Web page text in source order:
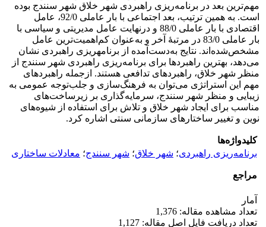
مهم‌ترین بعد در برنامه‌ریزی راهبردی شهر خلاق شهر سنندج بوده
است. به همین ترتیب، بعد اجتماعی با بار عاملی 92/0، عامل
اقتصادی با بار عاملی 88/0 و درنهایت عامل مدیریتی و سیاسی با
بار عاملی 83/0 در مرتبۀ آخر و به‌عنوان کم‌اهمیت‌ترین عامل
مشخص‌شده‌اند. نتایج به‌دست‌آمده از برنامه­ریزی راهبردی نشان
می‌دهد، بهترین راهبردها برای برنامه‌ریزی راهبردی شهر سنندج از
منظر شهر خلاق، راهبردهای تدافعی هستند. ازجمله راهبردهای
مهم این استراتژی می‌توان به فرهنگ‌سازی و جلب‌توجه عمومی به
زیبایی و منظر شهر سنندج، سرمایه‌گذاری بر زیرساخت‌های
مناسب برای ایجاد شهر خلاق و تلاش برای استفاده از شیوه‌های
نوین و تغییر ساختارهای سازمانی سنتی اشاره کرد.
کلیدواژه‌ها
برنامه‌ریزی راهبردی؛ شهر خلاق؛ شهر سنندج؛ معادلات ساختاری
مراجع
آمار
تعداد مشاهده مقاله: 1,376
تعداد دریافت فایل اصل مقاله: 1,127